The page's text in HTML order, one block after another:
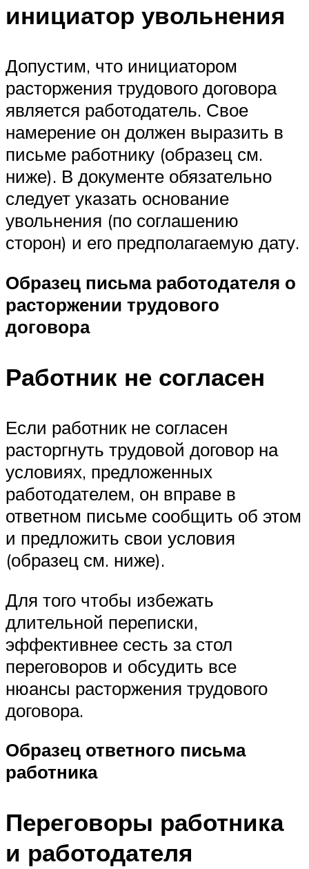
инициатор увольнения
Допустим, что инициатором
расторжения трудового договора
является работодатель. Свое
намерение он должен выразить в
письме работнику (образец см.
ниже). В документе обязательно
следует указать основание
увольнения (по соглашению
сторон) и его предполагаемую дату.
Образец письма работодателя о
расторжении трудового
договора
Работник не согласен
Если работник не согласен
расторгнуть трудовой договор на
условиях, предложенных
работодателем, он вправе в
ответном письме сообщить об этом
и предложить свои условия
(образец см. ниже).
Для того чтобы избежать
длительной переписки,
эффективнее сесть за стол
переговоров и обсудить все
нюансы расторжения трудового
договора.
Образец ответного письма
работника
Переговоры работника
и работодателя